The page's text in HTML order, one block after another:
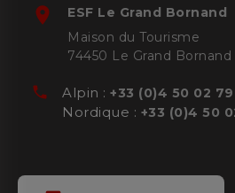
room ESF Le Grand Bornand
Maison du Tourisme
74450 Le Grand Bornand
phone Alpin : +33 (0)4 50 02 79
Nordique : +33 (0)4 50